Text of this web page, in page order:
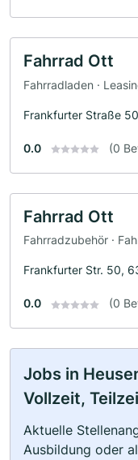
Fahrrad Ott
Fahrradladen ·
Frankfurter Straße
0.0 (0
Fahrrad Ott
Fahrradzubehör ·
Frankfurter Str. 50,
0.0 (0
Jobs in
Vollzeit,
Aktuelle
Ausbildung oder